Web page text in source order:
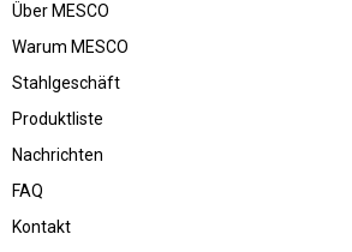
Über MESCO
Warum MESCO
Stahlgeschäft
Produktliste
Nachrichten
FAQ
Kontakt